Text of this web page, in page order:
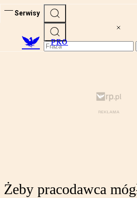
Serwisy
PRO
Żeby pracodawca